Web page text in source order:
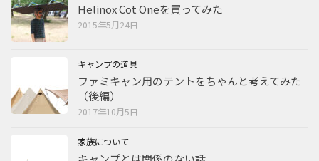
Helinox Cot Oneを買ってみた
2015年5月24日
キャンプの道具
ファミキャン用のテントをちゃんと考えてみた
（後編）
2017年10月5日
家族について